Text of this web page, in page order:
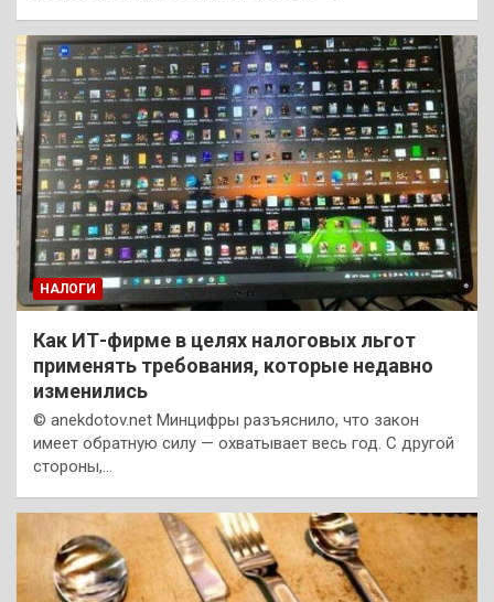
НАЛОГИ
Как ИТ-фирме в целях налоговых льгот
применять требования, которые недавно
изменились
© anekdotov.net Минцифры разъяснило, что закон
имеет обратную силу — охватывает весь год. С другой
стороны,…